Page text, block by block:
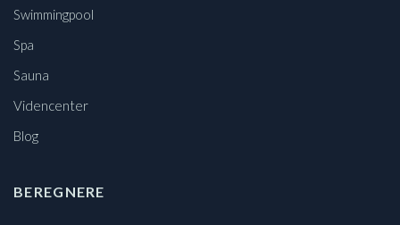
Swimmingpool
Spa
Sauna
Videncenter
Blog
BEREGNERE